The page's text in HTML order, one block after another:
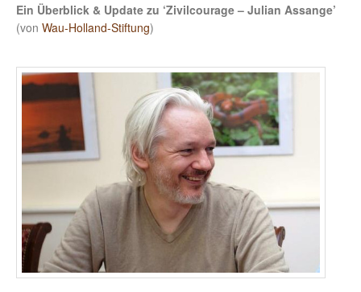
Ein Überblick & Update zu ‘Zivilcourage – Julian Assange’
(von Wau-Holland-Stiftung)